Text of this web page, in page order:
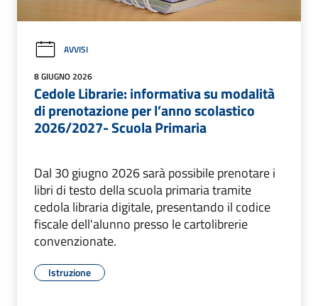
AVVISI
8 GIUGNO 2026
Cedole Librarie: informativa su modalità
di prenotazione per l’anno scolastico
2026/2027- Scuola Primaria
Dal 30 giugno 2026 sarà possibile prenotare i
libri di testo della scuola primaria tramite
cedola libraria digitale, presentando il codice
fiscale dell'alunno presso le cartolibrerie
convenzionate.
Istruzione